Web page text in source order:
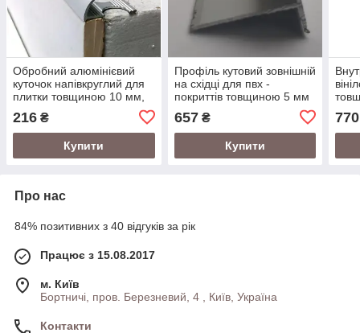
Обробний алюмінієвий
куточок напівкруглий для
плитки товщиною 10 мм,
216 ₴
Купити
Профіль кутовий зовнішній
на східці для пвх -
покриттів товщиною 5 мм
657₴
Купити
770
Про нас
84% позитивних з 40 відгуків за рік
Працює з 15.08.2017
м. Київ
Бортничі, пров. Березневий, 4 , Київ, Україна
Контакти